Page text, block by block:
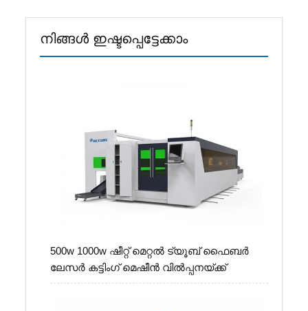
നിങ്ങൾ ഇഷ്ടപ്പെട്ടേക്കാം
500w 1000w ഷീറ്റ് മെറ്റൽ ട്യൂബ് ഫൈബർ
ലേസർ കട്ടിംഗ് മെഷീൻ വിൽപ്പനയ്ക്ക്